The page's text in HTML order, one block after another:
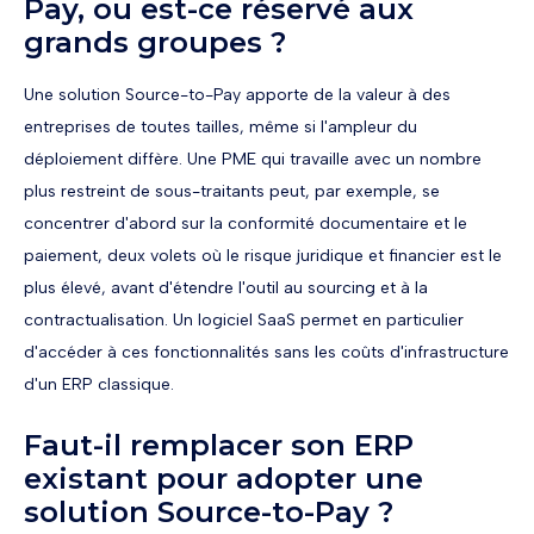
Pay, ou est-ce réservé aux
grands groupes ?
Une solution Source-to-Pay apporte de la valeur à des
entreprises de toutes tailles, même si l'ampleur du
déploiement diffère. Une PME qui travaille avec un nombre
plus restreint de sous-traitants peut, par exemple, se
concentrer d'abord sur la conformité documentaire et le
paiement, deux volets où le risque juridique et financier est le
plus élevé, avant d'étendre l'outil au sourcing et à la
contractualisation. Un logiciel SaaS permet en particulier
d'accéder à ces fonctionnalités sans les coûts d'infrastructure
d'un ERP classique.
Faut-il remplacer son ERP
existant pour adopter une
solution Source-to-Pay ?